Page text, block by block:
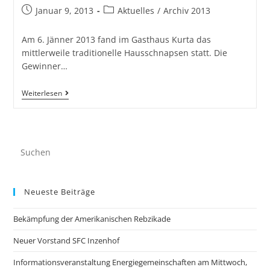
Januar 9, 2013 Aktuelles / Archiv 2013
Am 6. Jänner 2013 fand im Gasthaus Kurta das
mittlerweile traditionelle Hausschnapsen statt. Die
Gewinner…
Weiterlesen
Neueste Beiträge
Bekämpfung der Amerikanischen Rebzikade
Neuer Vorstand SFC Inzenhof
Informationsveranstaltung Energiegemeinschaften am Mittwoch,